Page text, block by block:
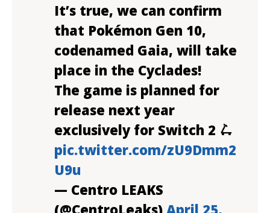
It’s true, we can confirm
that Pokémon Gen 10,
codenamed Gaia, will take
place in the Cyclades!
The game is planned for
release next year
exclusively for Switch 2 🛴
pic.twitter.com/zU9Dmm2
U9u
— Centro LEAKS
(@CentroLeaks) April 25,